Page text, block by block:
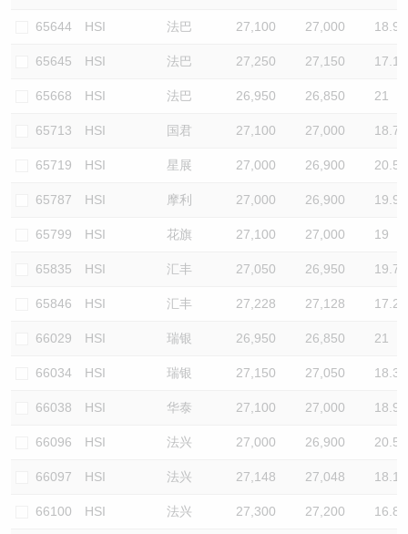
65644 HSI 法巴 27,100 27,000 18.9
65645 HSI 法巴 27,250 27,150 17.1
65668 HSI 法巴 26,950 26,850 21
65713 HSI 国君 27,100 27,000 18.7
65719 HSI 星展 27,000 26,900 20.5
65787 HSI 摩利 27,000 26,900 19.9
65799 HSI 花旗 27,100 27,000 19
65835 HSI 汇丰 27,050 26,950 19.7
65846 HSI 汇丰 27,228 27,128 17.2
66029 HSI 瑞银 26,950 26,850 21
66034 HSI 瑞银 27,150 27,050 18.3
66038 HSI 华泰 27,100 27,000 18.9
66096 HSI 法兴 27,000 26,900 20.5
66097 HSI 法兴 27,148 27,048 18.1
66100 HSI 法兴 27,300 27,200 16.8